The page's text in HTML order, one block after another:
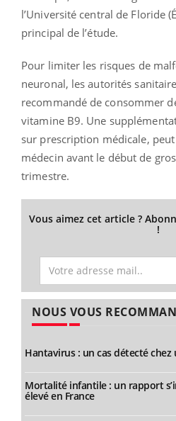
l’Université central de Floride
principal de l’étude.
Pour limiter les risques de
neuronal, les autorités
recommandé de consommer
vitamine B9. Une
sur prescription médicale,
médecin avant le début de
trimestre.
Vous aimez cet article ?
!
NOUS VOUS
Hantavirus : un cas détecté
Mortalité infantile : un rapport
élevé en France